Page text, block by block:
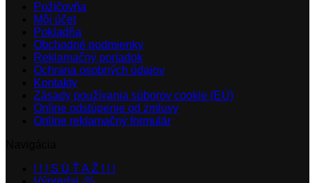
Požičovňa
Môj účet
Pokladňa
Obchodné podmienky
Reklamačný poriadok
Ochrana osobných údajov
Kontakty
Zásady používania súborov cookie (EÚ)
Online odstúpenie od zmluvy
Online reklamačný formulár
! ! ! S Ú Ť A Ž ! ! !